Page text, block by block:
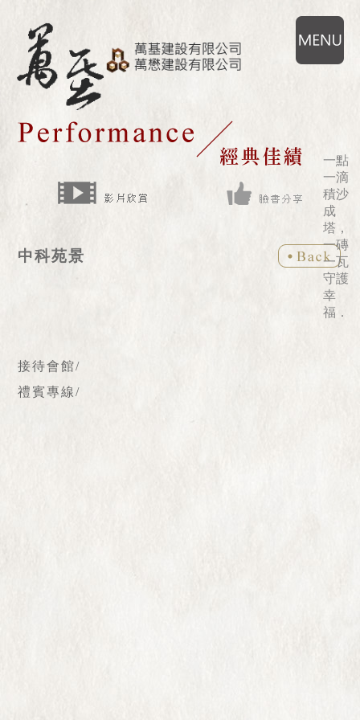
一點
一滴
積沙
成
塔，
一磚
一瓦
守護
幸
福．
中科苑景
接待會館/
禮賓專線/